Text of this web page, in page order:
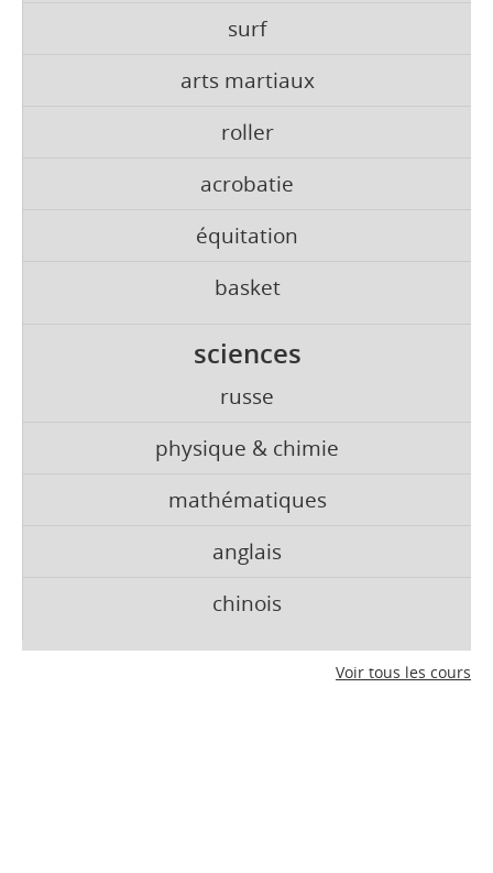
surf
arts martiaux
roller
acrobatie
équitation
basket
sciences
russe
physique & chimie
mathématiques
anglais
chinois
Voir tous les cours